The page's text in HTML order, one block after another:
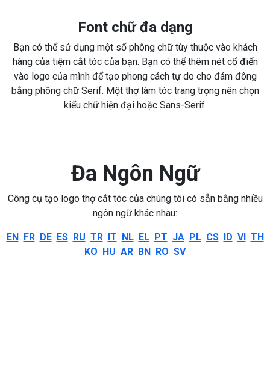
Font chữ đa dạng
Bạn có thể sử dụng một số phông chữ tùy thuộc vào khách
hàng của tiệm cắt tóc của bạn. Bạn có thể thêm nét cổ điển
vào logo của mình để tạo phong cách tự do cho đám đông
bằng phông chữ Serif. Một thợ làm tóc trang trọng nên chọn
kiểu chữ hiện đại hoặc Sans-Serif.
Đa Ngôn Ngữ
Công cụ tạo logo thợ cắt tóc của chúng tôi có sẵn bằng nhiều
ngôn ngữ khác nhau:
EN FR DE ES RU TR IT NL EL PT JA PL CS ID VI TH
KO HU AR BN RO SV